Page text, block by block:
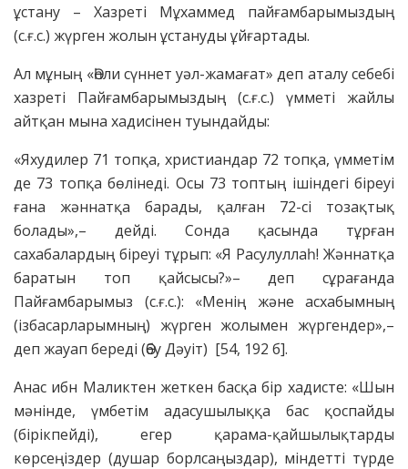
ұстану – Хазреті Мұхаммед пайғамбарымыздың
(с.ғ.с.) жүрген жолын ұстануды ұйғартады.
Ал мұның «Әһли сүннет уәл-жамағат» деп аталу себебі
хазреті Пайғамбарымыздың (с.ғ.с.) үмметі жайлы
айтқан мына хадисінен туындайды:
«Яхудилер 71 топқа, христиандар 72 топқа, үмметім
де 73 топқа бөлінеді. Осы 73 топтың ішіндегі біреуі
ғана жәннатқа барады, қалған 72-сі тозақтық
болады»,– дейді. Сонда қасында тұрған
сахабалардың біреуі тұрып: «Я Расулуллаһ! Жәннатқа
баратын топ қайсысы?»– деп сұрағанда
Пайғамбарымыз (с.ғ.с.): «Менің және асхабымның
(ізбасарларымның) жүрген жолымен жүргендер»,–
деп жауап береді (Әбу Дәуіт) [54, 192 б].
Анас ибн Маликтен жеткен басқа бір хадисте: «Шын
мәнінде, үмбетім адасушылыққа бас қоспайды
(бірікпейді), егер қарама-қайшылықтарды
көрсеңіздер (душар борлсаңыздар), міндетті түрде